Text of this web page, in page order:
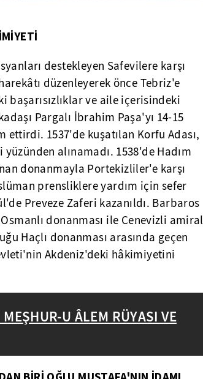
destekleyen Safevilere karşı
düzenleyerek önce Tebriz'e
ve aile içerisindeki
Pargalı İbrahim Paşa'yı 14-15
1537'de kuşatılan Korfu Adası,
alınamadı. 1538'de Hadım
donanmayla Portekizliler'e karşı
prensliklere yardım için sefer
Preveze Zaferi kazanıldı. Barbaros
donanması ile Cenevizli amiral
Haçlı donanması arasında geçen
Akdeniz'deki hâkimiyetini
U ÂLEM RÜYASI VE